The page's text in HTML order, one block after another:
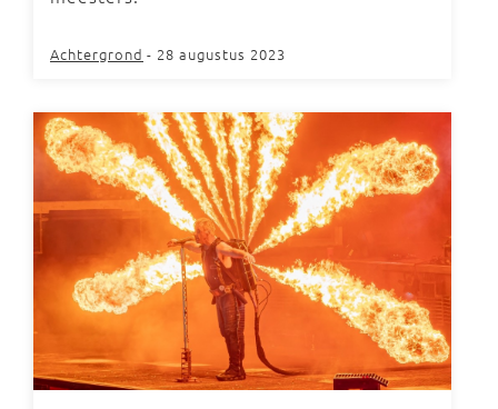
Achtergrond - 28 augustus 2023